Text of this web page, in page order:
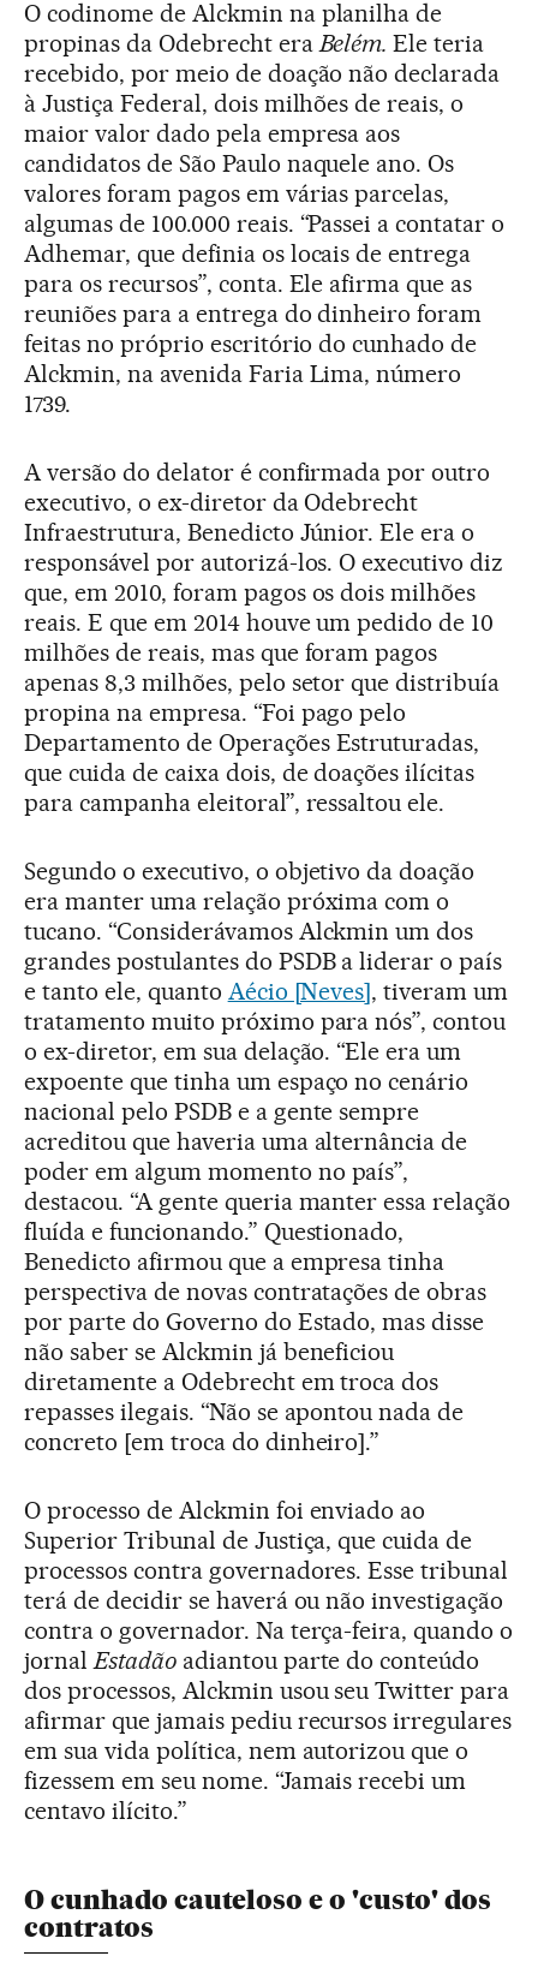
O codinome de Alckmin na planilha de
propinas da Odebrecht eraBelém.Ele teria
recebido, por meio de doação não declarada
à Justiça Federal, dois milhões de reais, o
maior valor dado pela empresa aos
candidatos de São Paulo naquele ano. Os
valores foram pagos em várias parcelas,
algumas de 100.000 reais. “Passei a contatar o
Adhemar, que definia os locais de entrega
para os recursos”, conta. Ele afirma que as
reuniões para a entrega do dinheiro foram
feitas no próprio escritório do cunhado de
Alckmin, na avenida Faria Lima, número
1739.
A versão do delator é confirmada por outro
executivo, o ex-diretor da Odebrecht
Infraestrutura, Benedicto Júnior. Ele era o
responsável por autorizá-los. O executivo diz
que, em 2010, foram pagos os dois milhões
reais. E que em 2014 houve um pedido de 10
milhões de reais, mas que foram pagos
apenas 8,3 milhões, pelo setor que distribuía
propina na empresa. “Foi pago pelo
Departamento de Operações Estruturadas,
que cuida de caixa dois, de doações ilícitas
para campanha eleitoral”, ressaltou ele.
Segundo o executivo, o objetivo da doação
era manter uma relação próxima com o
tucano. “Considerávamos Alckmin um dos
grandes postulantes do PSDB a liderar o país
e tanto ele, quanto Aécio [Neves], tiveram um
tratamento muito próximo para nós”, contou
o ex-diretor, em sua delação. “Ele era um
expoente que tinha um espaço no cenário
nacional pelo PSDB e a gente sempre
acreditou que haveria uma alternância de
poder em algum momento no país”,
destacou. “A gente queria manter essa relação
fluída e funcionando.” Questionado,
Benedicto afirmou que a empresa tinha
perspectiva de novas contratações de obras
por parte do Governo do Estado, mas disse
não saber se Alckmin já beneficiou
diretamente a Odebrecht em troca dos
repasses ilegais. “Não se apontou nada de
concreto [em troca do dinheiro].”
O processo de Alckmin foi enviado ao
Superior Tribunal de Justiça, que cuida de
processos contra governadores. Esse tribunal
terá de decidir se haverá ou não investigação
contra o governador. Na terça-feira, quando o
jornalEstadãoadiantou parte do conteúdo
dos processos, Alckmin usou seu Twitter para
afirmar que jamais pediu recursos irregulares
em sua vida política, nem autorizou que o
fizessem em seu nome. “Jamais recebi um
centavo ilícito.”
O cunhado cauteloso e o 'custo' dos
contratos